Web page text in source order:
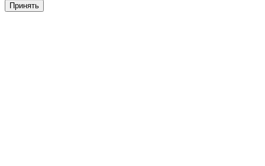
Принять